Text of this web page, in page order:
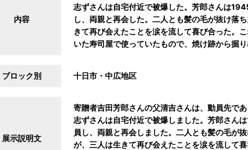
内容
志ずさんは自宅付近で被爆した。芳郎さんは
し、両親と再会した。二人とも髪の毛が抜け落
きて再び会えたことを涙を流して喜び合った。
いた寿司屋で使っていたもので、焼け跡から掘り
ブロック別 十日市・中広地区
展示説明文
寄贈者吉田芳郎さんの父清吉さんは、動員先で
志ずさんは自宅付近で被爆しました。芳郎さん
員し、両親と再会しました。二人とも髪の毛が
が、三人は生きて再び会えたことを涙を流して